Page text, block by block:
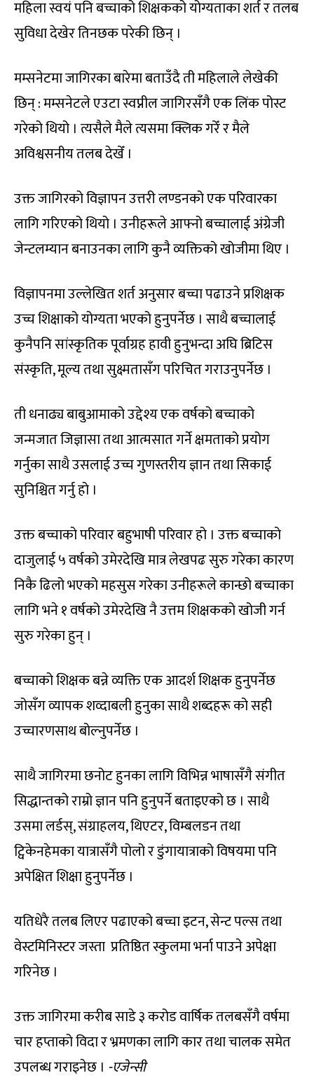
महिला स्वयं पनि बच्चाको शिक्षकको योग्यताका शर्त र तलब
सुविधा देखेर तिनछक परेकी छिन् ।
मम्सनेटमा जागिरका बारेमा बताउँदै ती महिलाले लेखेकी
छिन् : मम्सनेटले एउटा स्वप्नील जागिरसँगै एक लिंक पोस्ट
गरेको थियो । त्यसैले मैले त्यसमा क्लिक गरेँ र मैले
अविश्वसनीय तलब देखेँ ।
उक्त जागिरको विज्ञापन उत्तरी लण्डनको एक परिवारका
लागि गरिएको थियो । उनीहरूले आफ्नो बच्चालाई अंग्रेजी
जेन्टलम्यान बनाउनका लागि कुनै व्यक्तिको खोजीमा थिए ।
विज्ञापनमा उल्लेखित शर्त अनुसार बच्चा पढाउने प्रशिक्षक
उच्च शिक्षाको योग्यता भएको हुनुपर्नेछ । साथै बच्चालाई
कुनैपनि सांस्कृतिक पूर्वाग्रह हावी हुनुभन्दा अघि ब्रिटिस
संस्कृति, मूल्य तथा सुक्ष्मतासँग परिचित गराउनुपर्नेछ ।
ती धनाढ्य बाबुआमाको उद्देश्य एक वर्षको बच्चाको
जन्मजात जिज्ञासा तथा आत्मसात गर्ने क्षमताको प्रयोग
गर्नुका साथै उसलाई उच्च गुणस्तरीय ज्ञान तथा सिकाई
सुनिश्चित गर्नु हो ।
उक्त बच्चाको परिवार बहुभाषी परिवार हो । उक्त बच्चाको
दाजुलाई ५ वर्षको उमेरदेखि मात्र लेखपढ सुरु गरेका कारण
निकै ढिलो भएको महसुस गरेका उनीहरूले कान्छो बच्चाका
लागि भने १ वर्षको उमेरदेखि नै उत्तम शिक्षकको खोजी गर्न
सुरु गरेका हुन् ।
बच्चाको शिक्षक बन्ने व्यक्ति एक आदर्श शिक्षक हुनुपर्नेछ
जोसँग व्यापक शव्दाबली हुनुका साथै शब्दहरू को सही
उच्चारणसाथ बोल्नुपर्नेछ ।
साथै जागिरमा छनोट हुनका लागि विभिन्न भाषासँगै संगीत
सिद्धान्तको राम्रो ज्ञान पनि हुनुपर्ने बताइएको छ । साथै
उसमा लर्डस्, संग्राहलय, थिएटर, विम्बलडन तथा
ट्विकेनहेमका यात्रासँगै पोलो र डुंगायात्राको विषयमा पनि
अपेक्षित शिक्षा हुनुपर्नेछ ।
यतिधेरै तलब लिएर पढाएको बच्चा इटन, सेन्ट पल्स तथा
वेस्टमिनिस्टर जस्ता प्रतिष्ठित स्कुलमा भर्ना पाउने अपेक्षा
गरिनेछ ।
उक्त जागिरमा करीब साडे ३ करोड वार्षिक तलबसँगै वर्षमा
चार हप्ताको विदा र भ्रमणका लागि कार तथा चालक समेत
उपलब्ध गराइनेछ । -एजेन्सी